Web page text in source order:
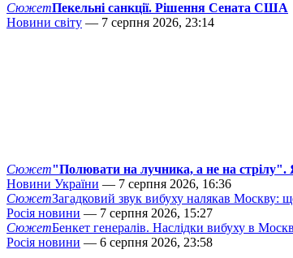
СюжетПекельні санкції. Рішення Сената США
Новини світу — 7 серпня 2026, 23:14
Сюжет"Полювати на лучника, а не на стрілу".
Новини України — 7 серпня 2026, 16:36
СюжетЗагадковий звук вибуху налякав Москву:
Росія новини — 7 серпня 2026, 15:27
СюжетБенкет генералів. Наслідки вибуху в
Росія новини — 6 серпня 2026, 23:58